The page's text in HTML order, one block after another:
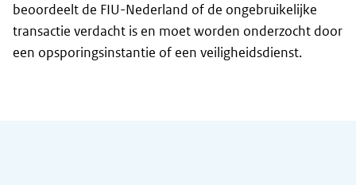
beoordeelt de FIU-Nederland of de ongebruikelijke
transactie verdacht is en moet worden onderzocht door
een opsporingsinstantie of een veiligheidsdienst.